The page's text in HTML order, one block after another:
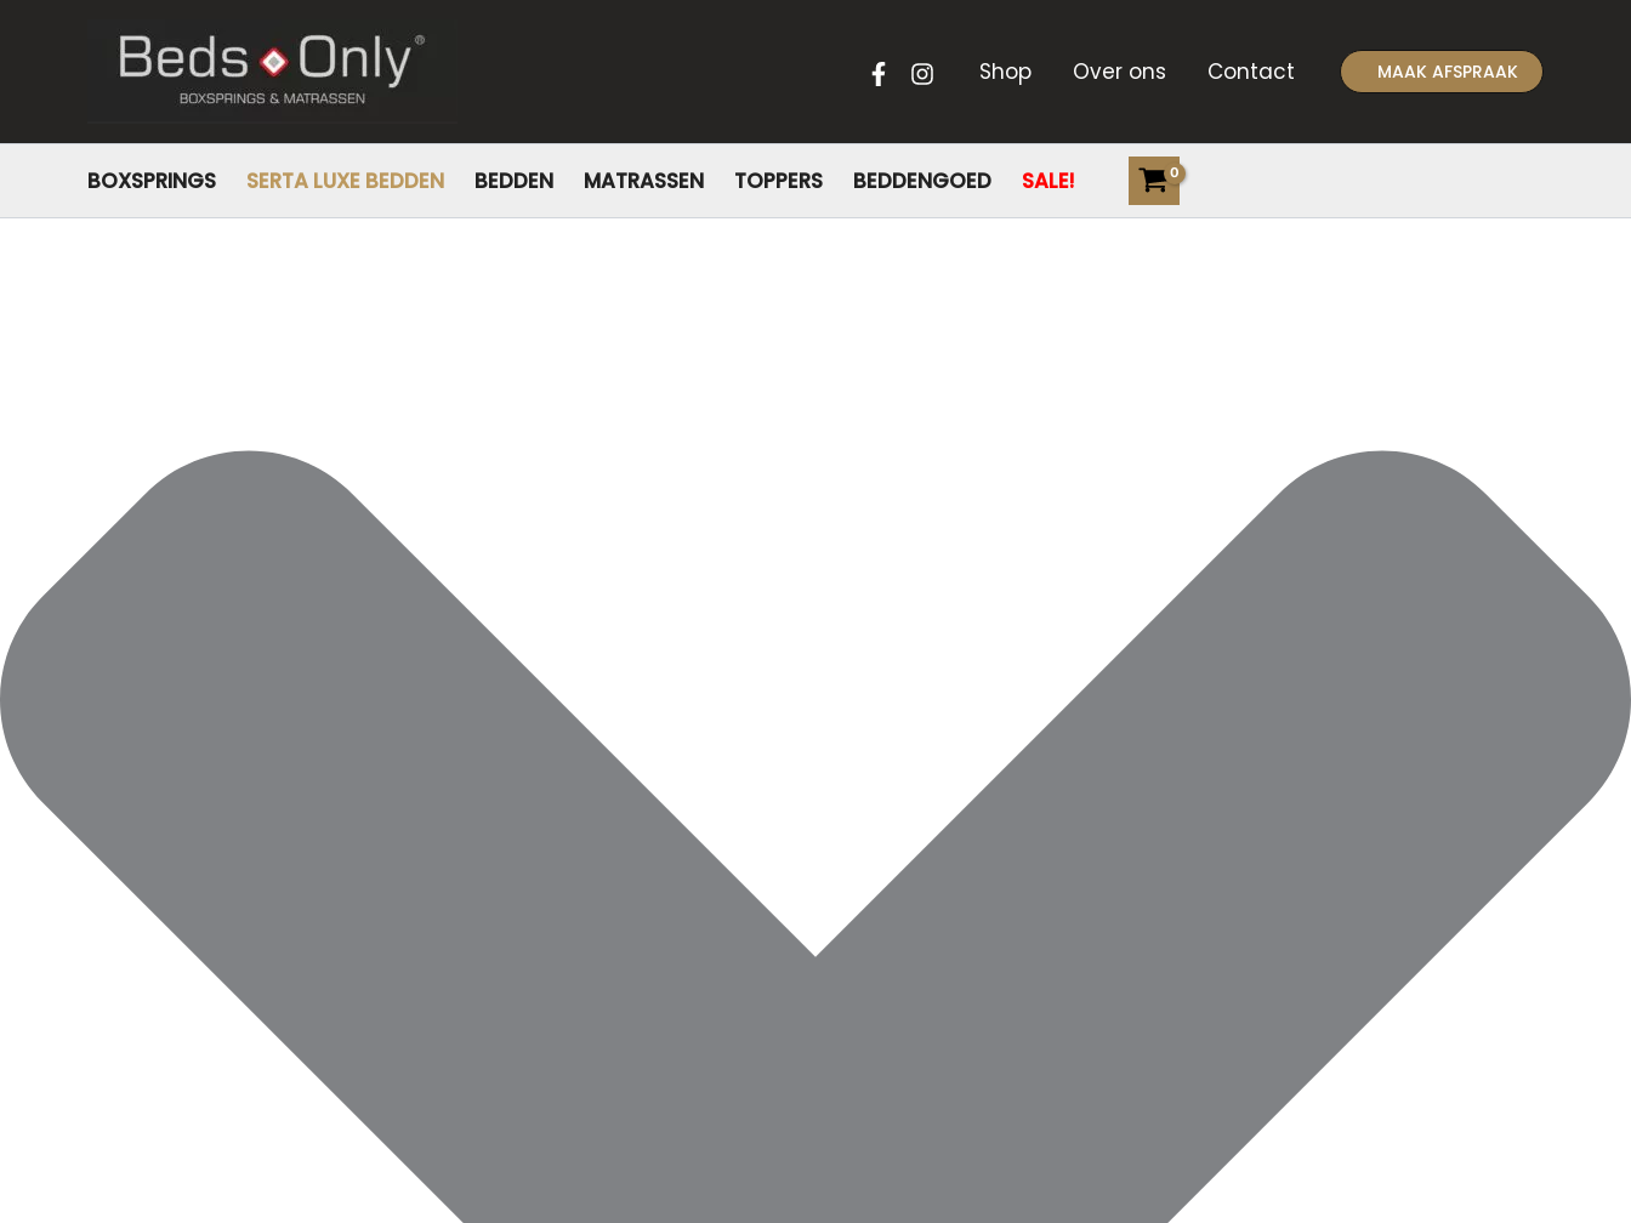
Beheer toestemming Shop Over ons Contact MAAK AFSPRAAK
BOXSPRINGS SERTA LUXE BEDDEN BEDDEN MATRASSEN TOPPERS BEDDENGOED SALE!